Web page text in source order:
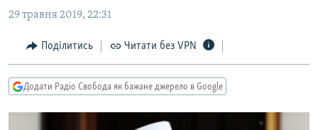
основної
навігації
Перейти
до
пошуку
ЕКОНОМІКА
СУСПІЛЬСТВО
РОСІЙСЬКА «ФІЛЬТРАЦІЯ»
ДОНБАС.РЕАЛІЇ
ТИ ЯК?
29 травня 2019, 22:31
Поділитись Читати без VPN
Додати Радіо Свобода як бажане джерело в Google